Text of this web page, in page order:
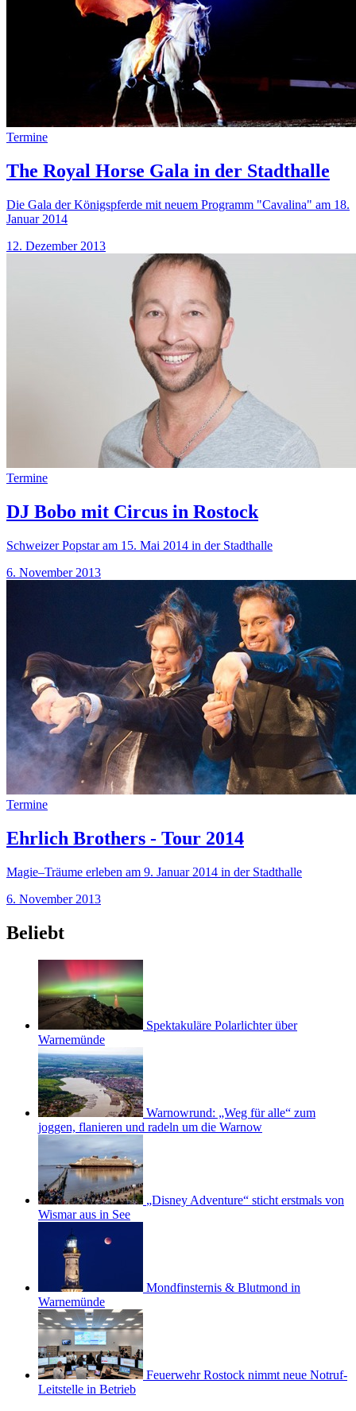
Termine
The Royal Horse Gala in der Stadthalle
Die Gala der Königspferde mit neuem Programm "Cavalina" am 18.
Januar 2014
12. Dezember 2013
Termine
DJ Bobo mit Circus in Rostock
Schweizer Popstar am 15. Mai 2014 in der Stadthalle
6. November 2013
Termine
Ehrlich Brothers - Tour 2014
Magie–Träume erleben am 9. Januar 2014 in der Stadthalle
6. November 2013
Beliebt
Spektakuläre Polarlichter über
Warnemünde
Warnowrund: „Weg für alle“ zum
joggen, flanieren und radeln um die Warnow
„Disney Adventure“ sticht erstmals von
Wismar aus in See
Mondfinsternis & Blutmond in
Warnemünde
Feuerwehr Rostock nimmt neue Notruf-
Leitstelle in Betrieb